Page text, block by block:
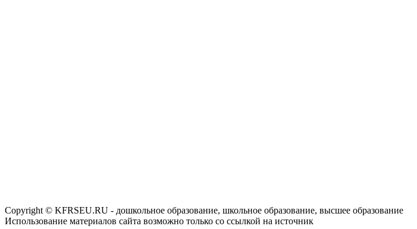
Copyright © KFRSEU.RU - дошкольное образование, школьное образование, высшее образование
Использование материалов сайта возможно только со ссылкой на источник